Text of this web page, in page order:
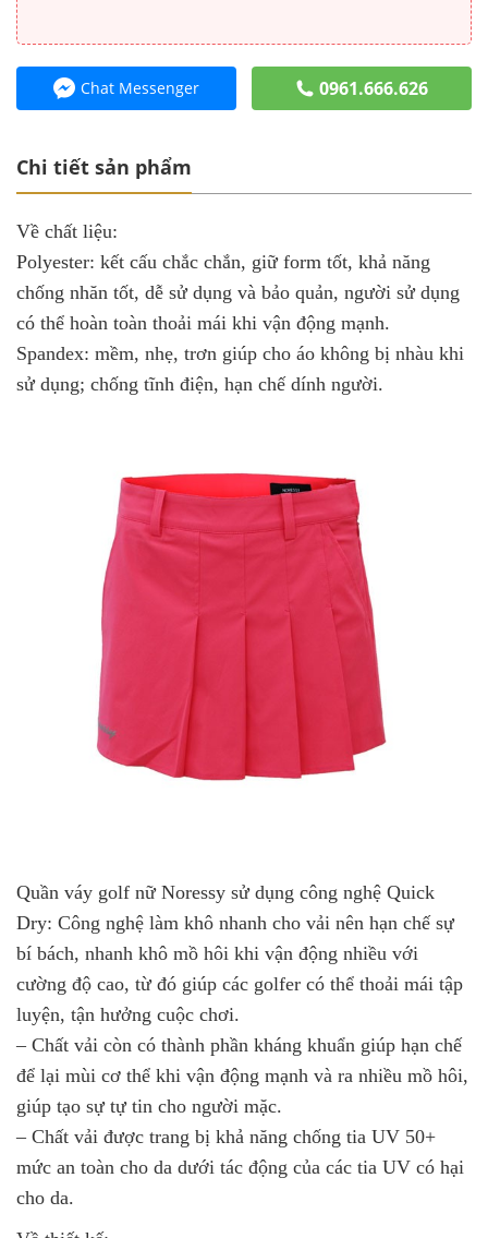
Chat Messenger 0961.666.626
Chi tiết sản phẩm
Về chất liệu:
Polyester: kết cấu chắc chắn, giữ form tốt, khả năng
chống nhăn tốt, dễ sử dụng và bảo quản, người sử dụng
có thể hoàn toàn thoải mái khi vận động mạnh.
Spandex: mềm, nhẹ, trơn giúp cho áo không bị nhàu khi
sử dụng; chống tĩnh điện, hạn chế dính người.
Quần váy golf nữ Noressy sử dụng công nghệ Quick
Dry: Công nghệ làm khô nhanh cho vải nên hạn chế sự
bí bách, nhanh khô mồ hôi khi vận động nhiều với
cường độ cao, từ đó giúp các golfer có thể thoải mái tập
luyện, tận hưởng cuộc chơi.
– Chất vải còn có thành phần kháng khuẩn giúp hạn chế
để lại mùi cơ thể khi vận động mạnh và ra nhiều mồ hôi,
giúp tạo sự tự tin cho người mặc.
– Chất vải được trang bị khả năng chống tia UV 50+
mức an toàn cho da dưới tác động của các tia UV có hại
cho da.